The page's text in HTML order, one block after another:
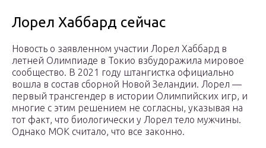
Лорел Хаббард сейчас
Новость о заявленном участии Лорел Хаббард в
летней Олимпиаде в Токио взбудоражила мировое
сообщество. В 2021 году штангистка официально
вошла в состав сборной Новой Зеландии. Лорел —
первый трансгендер в истории Олимпийских игр, и
многие с этим решением не согласны, указывая на
тот факт, что биологически у Лорел тело мужчины.
Однако МОК считало, что все законно.